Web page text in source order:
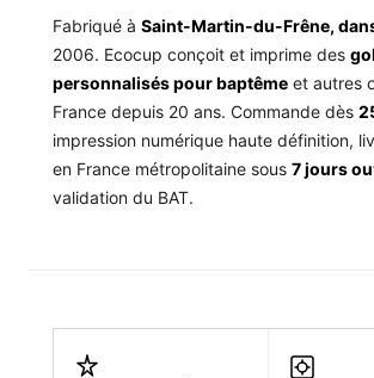
Fabriqué à Saint-Martin-du-Frêne,
2006. Ecocup conçoit et imprime des
personnalisés pour baptême et autres
France depuis 20 ans. Commande dès
impression numérique haute définition,
en France métropolitaine sous 7 jours
validation du BAT.